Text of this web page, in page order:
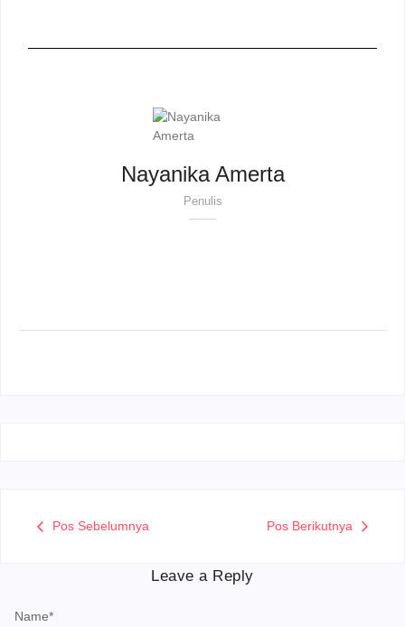
Nayanika Amerta
Penulis
Pos Sebelumnya Pos Berikutnya
Leave a Reply
Name*